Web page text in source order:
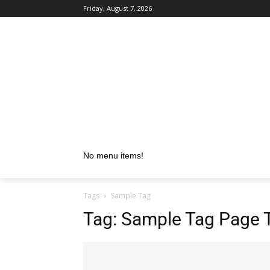
Friday, August 7, 2026
No menu items!
Tags Sample Tag
Tag: Sample Tag Page